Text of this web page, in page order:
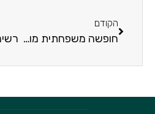
הקודם
חופשה משפחתית מוצלחת – כל מה שצריך לדעת לפני שיוצאים לדרך